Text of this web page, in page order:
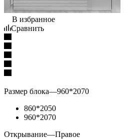
В избранное
Сравнить
Размер блока—960*2070
860*2050
960*2070
Открывание—Правое